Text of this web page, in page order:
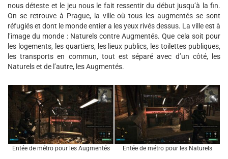
nous déteste et le jeu nous le fait ressentir du début jusqu’à la fin.
On se retrouve à Prague, la ville où tous les augmentés se sont
réfugiés et dont le monde entier a les yeux rivés dessus. La ville est à
l’image du monde : Naturels contre Augmentés. Que cela soit pour
les logements, les quartiers, les lieux publics, les toilettes publiques,
les transports en commun, tout est séparé avec d’un côté, les
Naturels et de l’autre, les Augmentés.
Entée de métro pour les Augmentés Entée de métro pour les Naturels